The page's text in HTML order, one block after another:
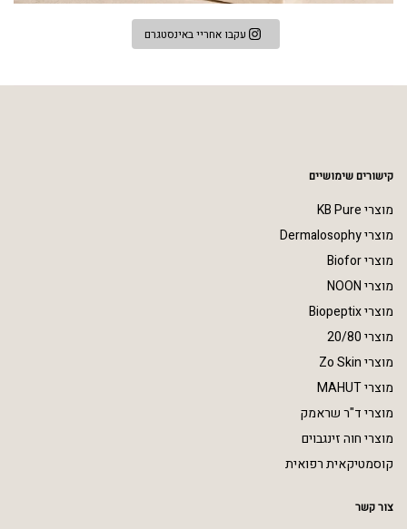
עקבו אחריי באינסטגרם
קישורים שימושיים
מוצרי KB Pure
מוצרי Dermalosophy
מוצרי Biofor
מוצרי NOON
מוצרי Biopeptix
מוצרי 20/80
מוצרי Zo Skin
מוצרי MAHUT
מוצרי ד"ר שראמק
מוצרי חוה זינגבוים
קוסמטיקאית רפואית
צור קשר